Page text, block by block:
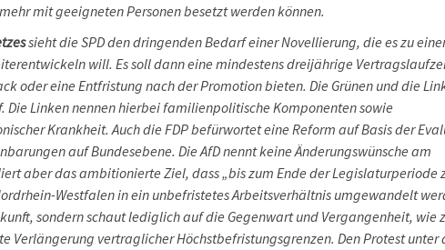
mit geeigneten Personen besetzt werden können.
sieht die SPD den dringenden Bedarf einer Novellierung, die es zu
will. Es soll dann eine mindestens dreijährige
oder eine Entfristung nach der Promotion bieten. Die Grünen und die
Die Linken nennen hierbei familienpolitische Komponenten sowie
Krankheit. Auch die FDP befürwortet eine Reform auf Basis der
auf Bundesebene. Die AfD nennt keine Änderungswünsche am
aber das ambitionierte Ziel, dass „bis zum Ende der Legislaturperiode
Westfalen in ein unbefristetes Arbeitsverhältnis umgewandelt
sondern schaut lediglich auf die Gegenwart und Vergangenheit, wie
Verlängerung vertraglicher Höchstbefristungsgrenzen. Den Protest unter